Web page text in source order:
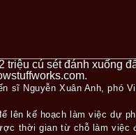
triệu cú sét đánh xuống
sĩ Nguyễn Xuân Anh, phó
lên kế hoạch làm việc dự
thời gian từ chỗ làm việc